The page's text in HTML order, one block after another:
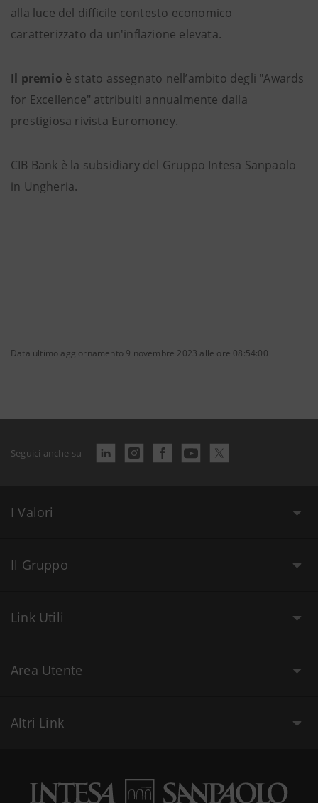
alla luce del difficile contesto economico
caratterizzato da un'inflazione elevata.
Il premio è stato assegnato nell’ambito degli "Awards
for Excellence" attribuiti annualmente dalla
prestigiosa rivista Euromoney.
CIB Bank è la subsidiary del Gruppo Intesa Sanpaolo
in Ungheria.
Data ultimo aggiornamento 9 novembre 2023 alle ore 08:54:00
Seguici anche su
I Valori
Il Gruppo
Link Utili
Area Utente
Altri Link